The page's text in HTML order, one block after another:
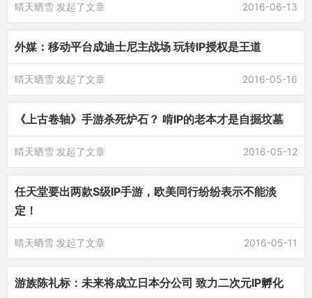
晴天晒雪 发起了文章 2016-06-13
外媒：移动平台成迪士尼主战场 玩转IP授权是王道
晴天晒雪 发起了文章 2016-05-16
《上古卷轴》手游杀死炉石？ 啃IP的老本才是自掘坟墓
晴天晒雪 发起了文章 2016-05-12
任天堂要出两款S级IP手游，欧美同行纷纷表示不能淡
定！
晴天晒雪 发起了文章 2016-05-11
游族陈礼标：未来将成立日本分公司 致力二次元IP孵化